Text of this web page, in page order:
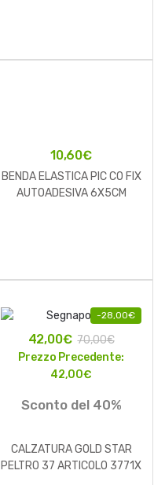
10,60€
BENDA ELASTICA PIC CO FIX
AUTOADESIVA 6X5CM
-28,00€
42,00€ 70,00€
Prezzo Precedente:
42,00€
Sconto del 40%
CALZATURA GOLD STAR
PELTRO 37 ARTICOLO 3771X